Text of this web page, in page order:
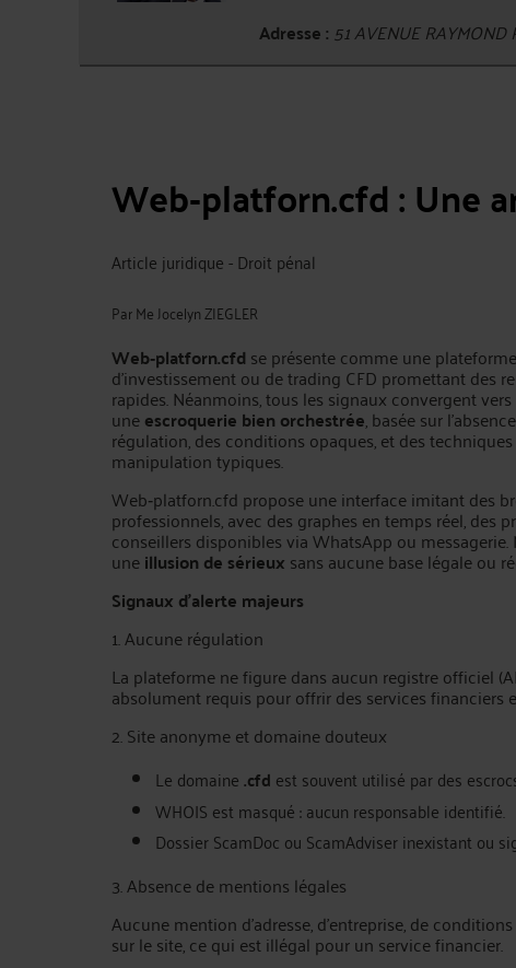
Adresse : 51 AVENUE RAYMOND
Web‑platforn.cfd : Une
Article juridique - Droit pénal
ParMe Jocelyn ZIEGLER
Web‑platforn.cfd se présente comme une plateforme
d’investissement ou de trading CFD promettant des
rapides. Néanmoins, tous les signaux convergent vers
uneescroquerie bien orchestrée, basée sur
régulation, des conditions opaques, et des
manipulation typiques.
Web‑platforn.cfd propose une interface imitant des
professionnels, avec des graphes en temps réel, des
conseillers disponibles via WhatsApp ou
uneillusion de sérieux sans aucune base légale ou
Signaux d’alerte majeurs
1. Aucune régulation
La plateforme ne figure dans aucun registre officiel
absolument requis pour offrir des services financiers
2. Site anonyme et domaine douteux
Le domaine.cfd est souvent utilisé par des
WHOIS est masqué : aucun responsable identifié.
Dossier ScamDoc ou ScamAdviser inexistant ou
3. Absence de mentions légales
Aucune mention d’adresse, d’entreprise, de
sur le site, ce qui est illégal pour un service financier.